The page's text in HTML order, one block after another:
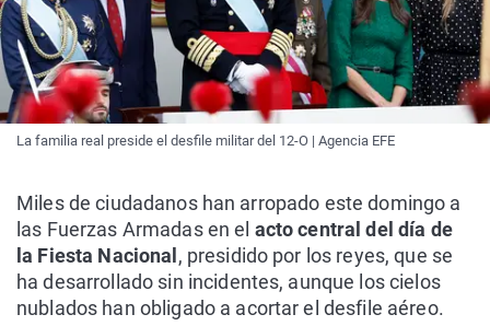
La familia real preside el desfile militar del 12-O | Agencia EFE
Miles de ciudadanos han arropado este domingo a
las Fuerzas Armadas en el acto central del día de
la Fiesta Nacional , presidido por los reyes, que se
ha desarrollado sin incidentes, aunque los cielos
nublados han obligado a acortar el desfile aéreo.